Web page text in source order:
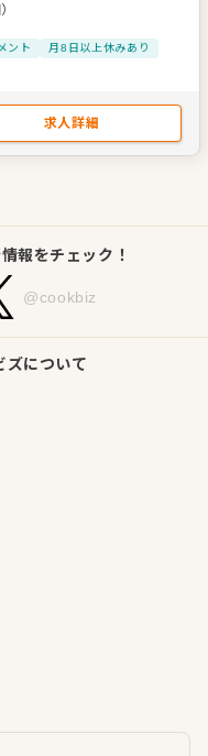
ント
月8日以上休みあり
求人詳細
報をチェック！
@cookbiz
ズについて